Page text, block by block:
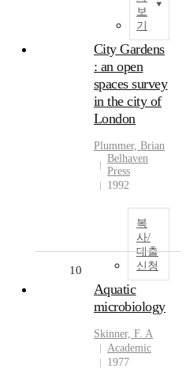
보
기
City Gardens
: an open
spaces survey
in the city of
London
Plummer, Brian
Belhaven
Press
1992
복
사/
대출
신청
10
Aquatic
microbiology
Skinner, F. A
Academic
1977